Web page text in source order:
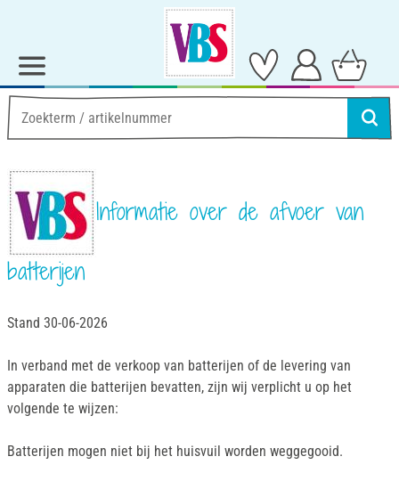
Informatie over de afvoer van
batterijen
Stand 30-06-2026
In verband met de verkoop van batterijen of de levering van
apparaten die batterijen bevatten, zijn wij verplicht u op het
volgende te wijzen:
Batterijen mogen niet bij het huisvuil worden weggegooid.